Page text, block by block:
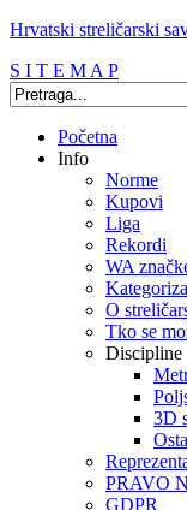
Hrvatski streličarski
S I T E M A P
Početna
Info
Norme
Kupovi
Liga
Rekordi
WA
O
Tko se
Discipline
3D
PRAVO
GDPR